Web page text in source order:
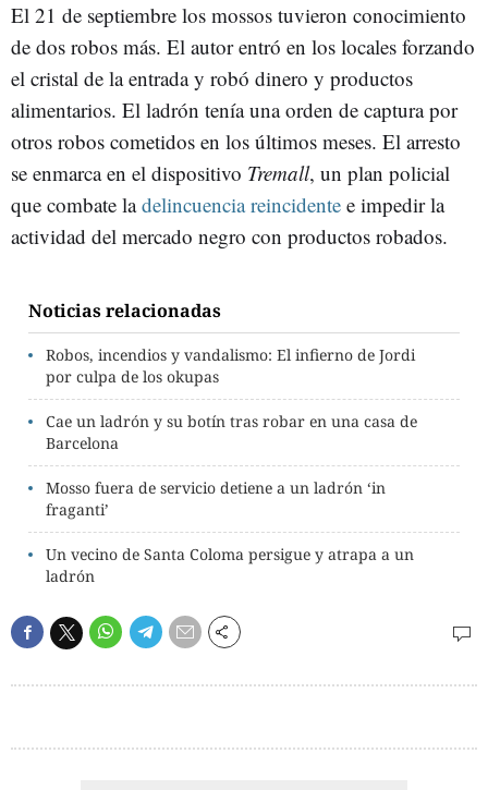
El 21 de septiembre los mossos tuvieron conocimiento
de dos robos más. El autor entró en los locales forzando
el cristal de la entrada y robó dinero y productos
alimentarios. El ladrón tenía una orden de captura por
otros robos cometidos en los últimos meses. El arresto
se enmarca en el dispositivo Tremall, un plan policial
que combate ladelincuencia reincidente e impedir la
actividad del mercado negro con productos robados.
Noticias relacionadas
Robos, incendios y vandalismo: El infierno de Jordi
por culpa de los okupas
Cae un ladrón y su botín tras robar en una casa de
Barcelona
Mosso fuera de servicio detiene a un ladrón ‘in
fraganti’
Un vecino de Santa Coloma persigue y atrapa a un
ladrón